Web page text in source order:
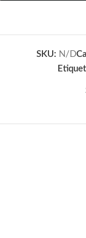
SKU: N/D